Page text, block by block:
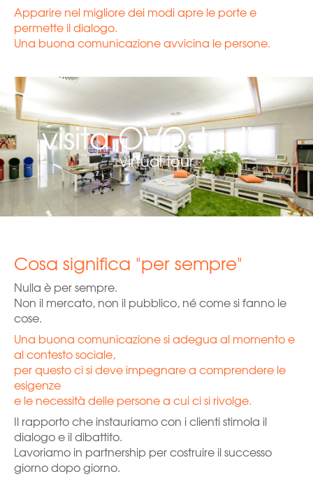
Apparire nel migliore dei modi apre le porte e
permette il dialogo.
Una buona comunicazione avvicina le persone.
visita OVOstudio
virtual tour
Cosa significa "per sempre"
Nulla è per sempre.
Non il mercato, non il pubblico, né come si fanno le
cose.
Una buona comunicazione si adegua al momento e
al contesto sociale,
per questo ci si deve impegnare a comprendere le
esigenze
e le necessità delle persone a cui ci si rivolge.
Il rapporto che instauriamo con i clienti stimola il
dialogo e il dibattito.
Lavoriamo in partnership per costruire il successo
giorno dopo giorno.